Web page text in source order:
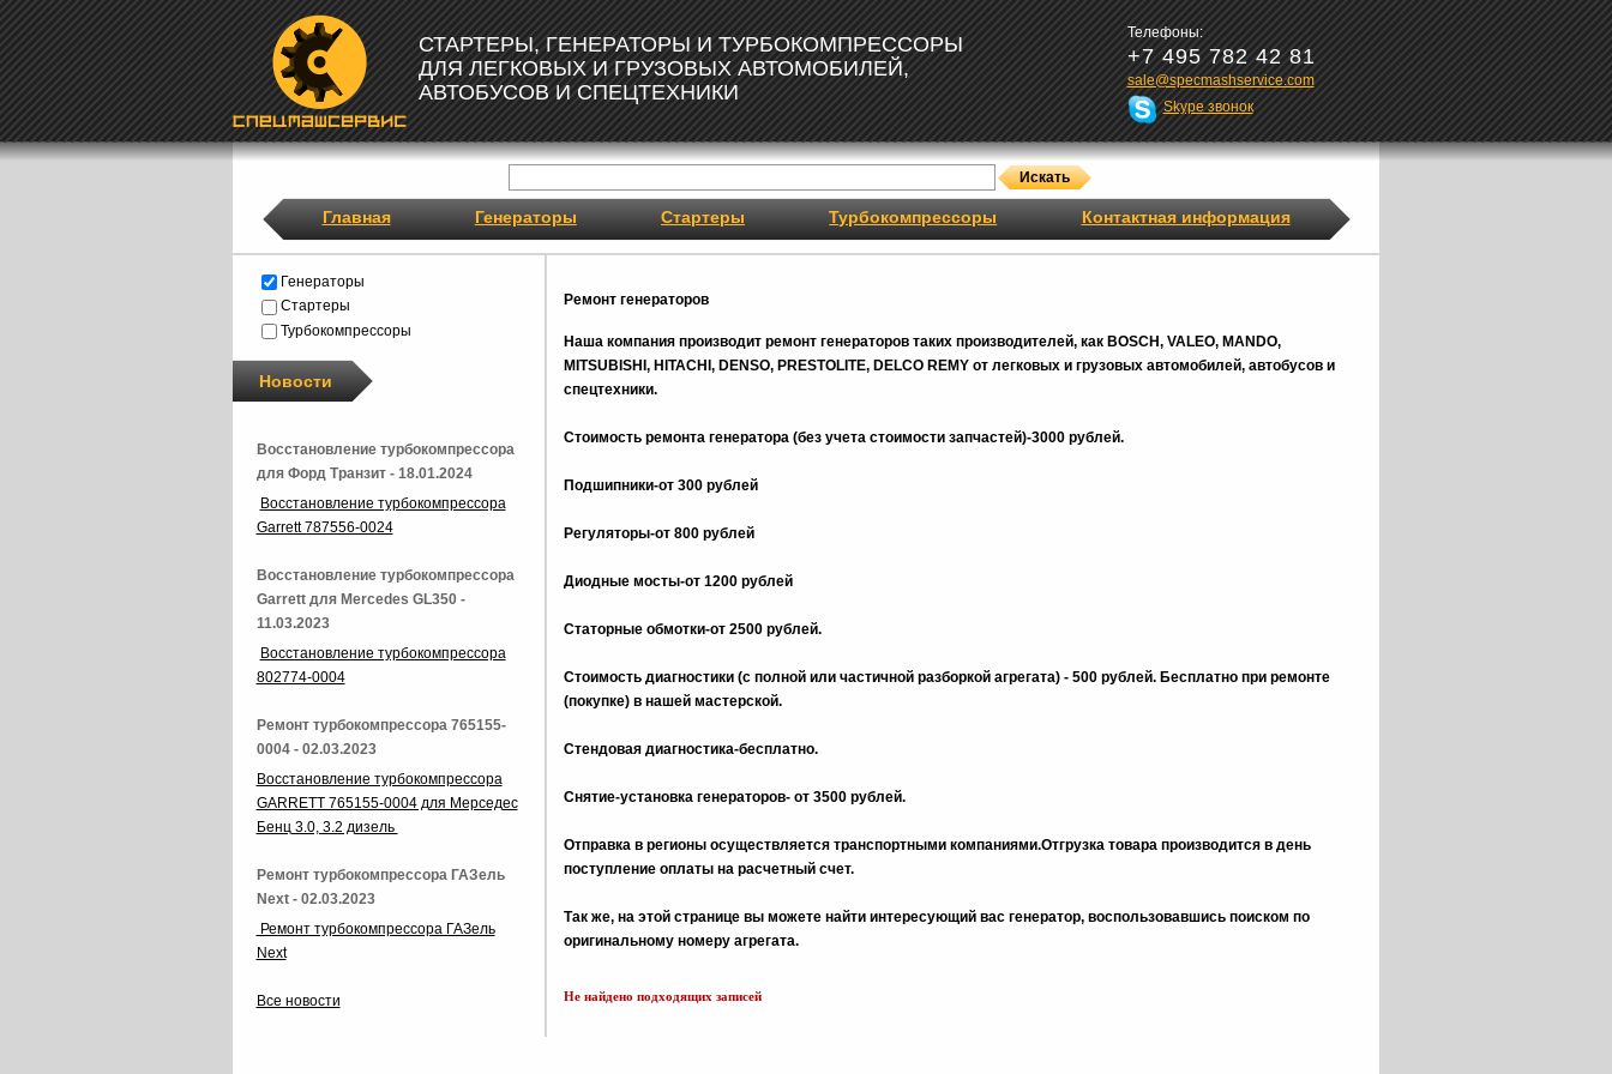
СТАРТЕРЫ, ГЕНЕРАТОРЫ И ТУРБОКОМПРЕССОРЫ
ДЛЯ ЛЕГКОВЫХ И ГРУЗОВЫХ АВТОМОБИЛЕЙ,
АВТОБУСОВ И СПЕЦТЕХНИКИ
Телефоны:
+7 495 782 42 81
sale@specmashservice.com
Skype звонок
Главная Генераторы Стартеры Турбокомпрессоры Контактная информация
Ремонт генераторов
Наша компания производит ремонт генераторов таких производителей, как BOSCH, VALEO, MANDO,
MITSUBISHI, HITACHI, DENSO, PRESTOLITE, DELCO REMY от легковых и грузовых автомобилей, автобусов и
спецтехники.
Стоимость ремонта генератора (без учета стоимости запчастей)-3000 рублей.
Подшипники-от 300 рублей
Регуляторы-от 800 рублей
Диодные мосты-от 1200 рублей
Статорные обмотки-от 2500 рублей.
Стоимость диагностики (с полной или частичной разборкой агрегата) - 500 рублей. Бесплатно при ремонте
(покупке) в нашей мастерской.
Стендовая диагностика-бесплатно.
Снятие-установка генераторов- от 3500 рублей.
Отправка в регионы осуществляется транспортными компаниями.Отгрузка товара производится в день
поступление оплаты на расчетный счет.
Так же, на этой странице вы можете найти интересующий вас генератор, воспользовавшись поиском по
оригинальному номеру агрегата.
Не найдено подходящих записей
Генераторы
Стартеры
Турбокомпрессоры
Новости
Восстановление турбокомпрессора
для Форд Транзит - 18.01.2024
Восстановление турбокомпрессора
Garrett 787556-0024
Восстановление турбокомпрессора
Garrett для Mercedes GL350 -
11.03.2023
Восстановление турбокомпрессора
802774-0004
Ремонт турбокомпрессора 765155-
0004 - 02.03.2023
Восстановление турбокомпрессора
GARRETT 765155-0004 для Мерседес
Бенц 3.0, 3.2 дизель
Ремонт турбокомпрессора ГАЗель
Next - 02.03.2023
Ремонт турбокомпрессора ГАЗель
Next
Все новости